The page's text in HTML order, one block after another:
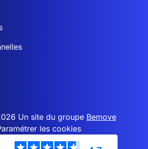
Un site du groupe Bemove
les cookies